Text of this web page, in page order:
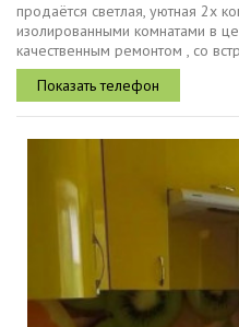
продаётся светлая, уютная 2х
изолированными комнатами в
качественным ремонтом , со
духовой шкаф bosch ,
рекуператором воздуха,...